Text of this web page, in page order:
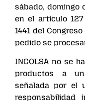
sábado, domingo
en el artículo
1441 del
pedido se
INCOLSA no se
productos a
señalada por el
responsabilidad